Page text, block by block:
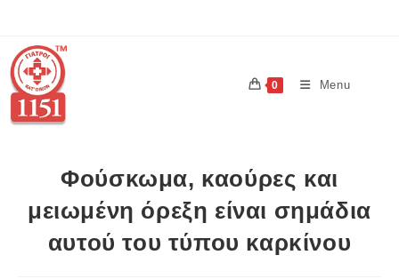
0 Menu
Φούσκωμα, καούρες και
μειωμένη όρεξη είναι σημάδια
αυτού του τύπου καρκίνου